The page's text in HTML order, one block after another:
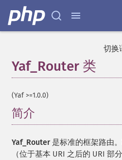
切换
Yaf_Router 类
(Yaf >=1.0.0)
简介
Yaf_Router是标准的框架路由
（位于基本 URI 之后的 URI 部